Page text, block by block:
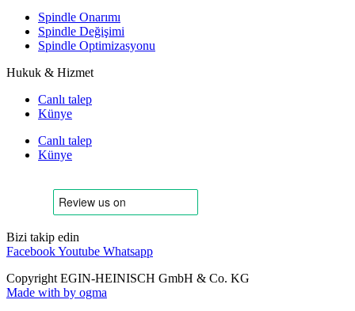
Spindle Onarımı
Spindle Değişimi
Spindle Optimizasyonu
Hukuk & Hizmet
Canlı talep
Künye
Canlı talep
Künye
Bizi takip edin
FacebookYoutube Whatsapp
Copyright EGIN-HEINISCH GmbH & Co. KG
Made with by ogma